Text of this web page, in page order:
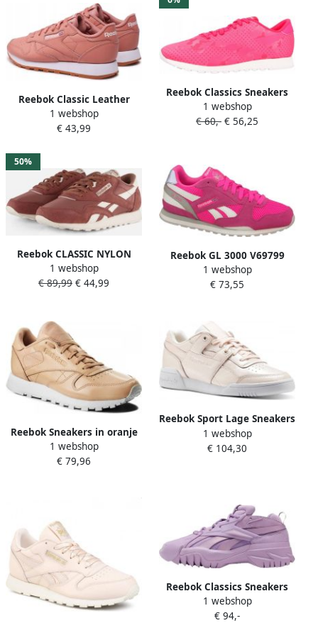
Reebok Classic Leather
Fashion sneakers Schoenen
canyon coral mel canyon
beschikbare maaten:36
1 webshop
€ 43,99
Reebok Classics Sneakers
laag ' Classic '
1 webshop
€ 60,- € 56,25
50%
Reebok CLASSIC NYLON
SCORCHEDEARTH CHALK
Dames Sneakers
1 webshop
€ 89,99 € 44,99
Reebok GL 3000 V69799
Kinderen Roze
Sportschoenen
1 webshop
€ 73,55
Reebok Sneakers in oranje
voor Dames CL LTHR patent
vrouwen
1 webshop
€ 79,96
Reebok Sport Lage Sneakers
W O LO Plus Iridescent
CM8951
1 webshop
€ 104,30
Reebok Classics Sneakers
laag 'Cardi B Club C V2'
1 webshop
€ 94,-